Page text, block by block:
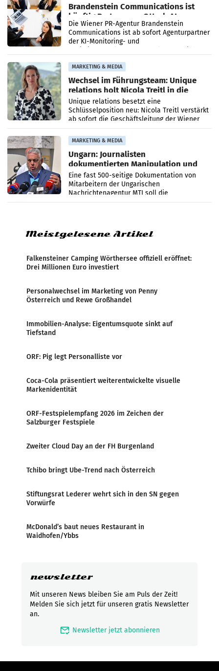
Brandenstein Communications ist
künftig Partner von OtterlyAI
Die Wiener PR-Agentur Brandenstein
Communications ist ab sofort Agenturpartner
der KI-Monitoring- und
MARKETING & MEDIA
Wechsel im Führungsteam: Unique
relations holt Nicola Treitl in die
Geschäftsleitung
Unique relations besetzt eine
Schlüsselposition neu: Nicola Treitl verstärkt
ab sofort die Geschäftsleitung der Wiener
PR-Agentur an der Seite von Josef Kalina und
Anna Kalina-Mahr.
MARKETING & MEDIA
Ungarn: Journalisten
dokumentierten Manipulation und
Zensur
Eine fast 500-seitige Dokumentation von
Mitarbeitern der Ungarischen
Nachrichtenagentur MTI soll die
systematische Nachrichten-Manipulation und
Meistgelesene Artikel
Falkensteiner Camping Wörthersee offiziell eröffnet:
Drei Millionen Euro investiert
Personalwechsel im Marketing von Penny
Österreich und Rewe Großhandel
Immobilien-Analyse: Eigentumsquote sinkt auf
Tiefstand
ORF: Pig legt Personalliste vor
Coca-Cola präsentiert weiterentwickelte visuelle
Markenidentität
ORF-Festspielempfang 2026 im Zeichen der
Salzburger Festspiele
Zweiter Cloud Day an der FH Burgenland
Tchibo bringt Ube-Trend nach Österreich
Stiftungsrat Lederer wehrt sich in den SN gegen
Vorwürfe
McDonald’s baut neues Restaurant in
Waidhofen/Ybbs
newsletter
Mit unseren News bleiben Sie am Puls der Zeit!
Melden Sie sich jetzt für unseren gratis Newsletter
an.
mark_email_read Newsletter jetzt abonnieren